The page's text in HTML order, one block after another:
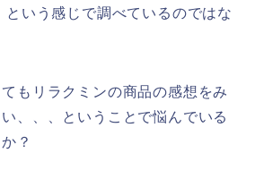
という感じで調べているのではな
もリラクミンの商品の感想をみ
、、、ということで悩んでいる
？